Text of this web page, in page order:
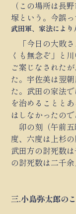
（この場所は長
塚という。今誤
武田軍、家法によ
「今日の大敗
くも無念ぞ」と
ご案じなされた
た。宇佐美は翌
た。武田の家法
を治めることと
はしなかったので
卯の刻（午前
度、六度は上杉
武田方の討死数
の討死数は二千
三.小島弥太郎の